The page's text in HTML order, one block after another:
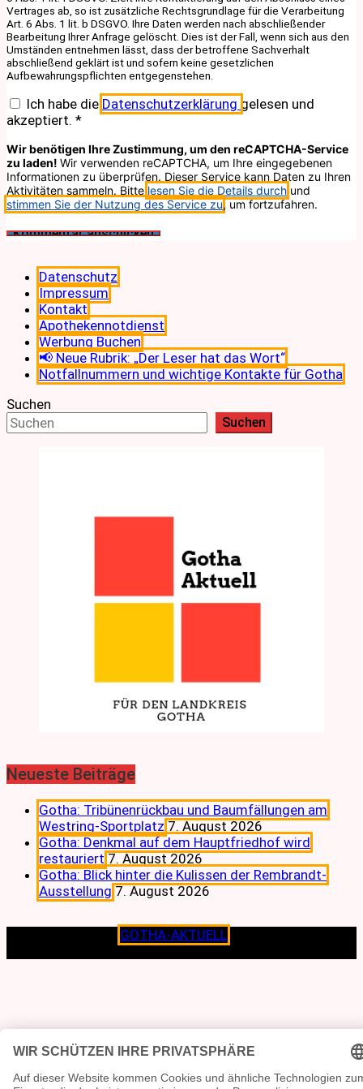
Vertrages ab, so ist zusätzliche Rechtsgrundlage für die Verarbeitung
Art. 6 Abs. 1 lit. b DSGVO. Ihre Daten werden nach abschließender
Bearbeitung Ihrer Anfrage gelöscht. Dies ist der Fall, wenn sich aus den
Umständen entnehmen lässt, dass der betroffene Sachverhalt
abschließend geklärt ist und sofern keine gesetzlichen
Aufbewahrungspflichten entgegenstehen.
Ich habe die Datenschutzerklärung gelesen und
akzeptiert. *
Wir benötigen Ihre Zustimmung, um den reCAPTCHA-Service
zu laden! Wir verwenden reCAPTCHA, um Ihre eingegebenen
Informationen zu überprüfen. Dieser Service kann Daten zu Ihren
Aktivitäten sammeln. Bitte lesen Sie die Details durch und
stimmen Sie der Nutzung des Service zu, um fortzufahren.
Datenschutz
Impressum
Kontakt
Apothekennotdienst
Werbung Buchen
📢 Neue Rubrik: „Der Leser hat das Wort“
Notfallnummern und wichtige Kontakte für Gotha
Suchen
Suchen
Neueste Beiträge
Gotha: Tribünenrückbau und Baumfällungen am
Westring-Sportplatz 7. August 2026
Gotha: Denkmal auf dem Hauptfriedhof wird
restauriert 7. August 2026
Gotha: Blick hinter die Kulissen der Rembrandt-
Ausstellung 7. August 2026
GOTHA-AKTUELL
Lokalen verpflichtet.